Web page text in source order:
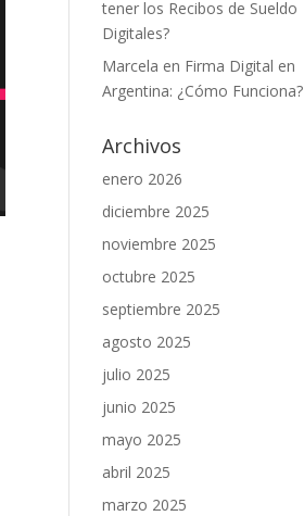
tener los Recibos de Sueldo
Digitales?
Marcela en Firma Digital en
Argentina: ¿Cómo Funciona?
Archivos
enero 2026
diciembre 2025
noviembre 2025
octubre 2025
septiembre 2025
agosto 2025
julio 2025
junio 2025
mayo 2025
abril 2025
marzo 2025